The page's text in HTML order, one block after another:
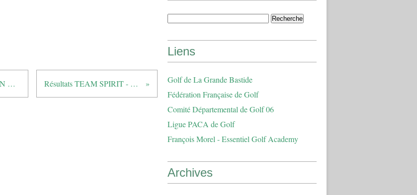
COUPE DE L’AMITIÉ / GGB1 vs SALON DE PROVENCE Résultats TEAM SPIRIT - TAKE OFF
Liens
Golf de La Grande Bastide
Fédération Française de Golf
Comité Départemental de Golf 06
Ligue PACA de Golf
François Morel - Essentiel Golf Academy
Archives